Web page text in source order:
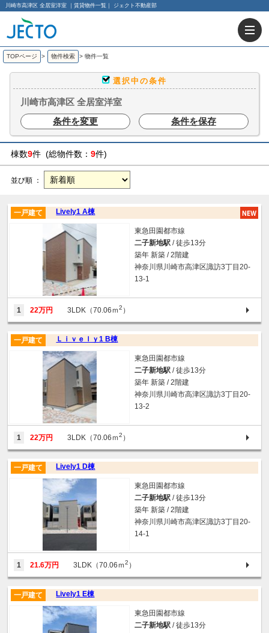
川崎市高津区 全居室洋室 ｜賃貸物件一覧｜ ジェクト不動産部
TOPページ > 物件検索 > 物件一覧
選択中の条件
川崎市高津区 全居室洋室
条件を変更
条件を保存
棟数9件 (総物件数： 9件)
並び順 ：
Lively1 A棟
一戸建て
東急田園都市線
二子新地駅 / 徒歩13分
築年 新築 / 2階建
神奈川県川崎市高津区諏訪3丁目20-
13-1
1 22万円 3LDK（70.06ｍ2 ）
Ｌｉｖｅｌｙ1 B棟
一戸建て
東急田園都市線
二子新地駅 / 徒歩13分
築年 新築 / 2階建
神奈川県川崎市高津区諏訪3丁目20-
13-2
1 22万円 3LDK（70.06ｍ2 ）
Lively1 D棟
一戸建て
東急田園都市線
二子新地駅 / 徒歩13分
築年 新築 / 2階建
神奈川県川崎市高津区諏訪3丁目20-
14-1
1 21.6万円 3LDK（70.06ｍ2 ）
Lively1 E棟
一戸建て
東急田園都市線
二子新地駅 / 徒歩13分